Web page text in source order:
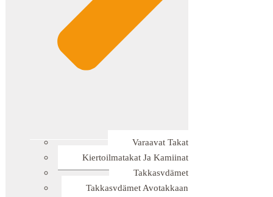
Varaavat Takat
Kiertoilmatakat Ja Kamiinat
Takkasydämet
Takkasydämet Avotakkaan